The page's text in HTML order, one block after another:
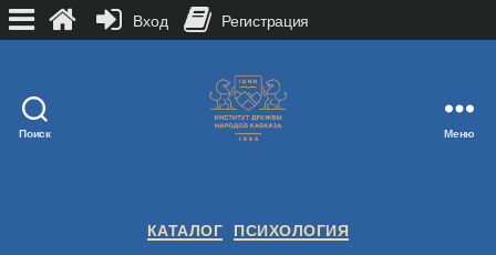
Поиск Меню
Рубрики
КАТАЛОГ ПСИХОЛОГИЯ
Вход Регистрация